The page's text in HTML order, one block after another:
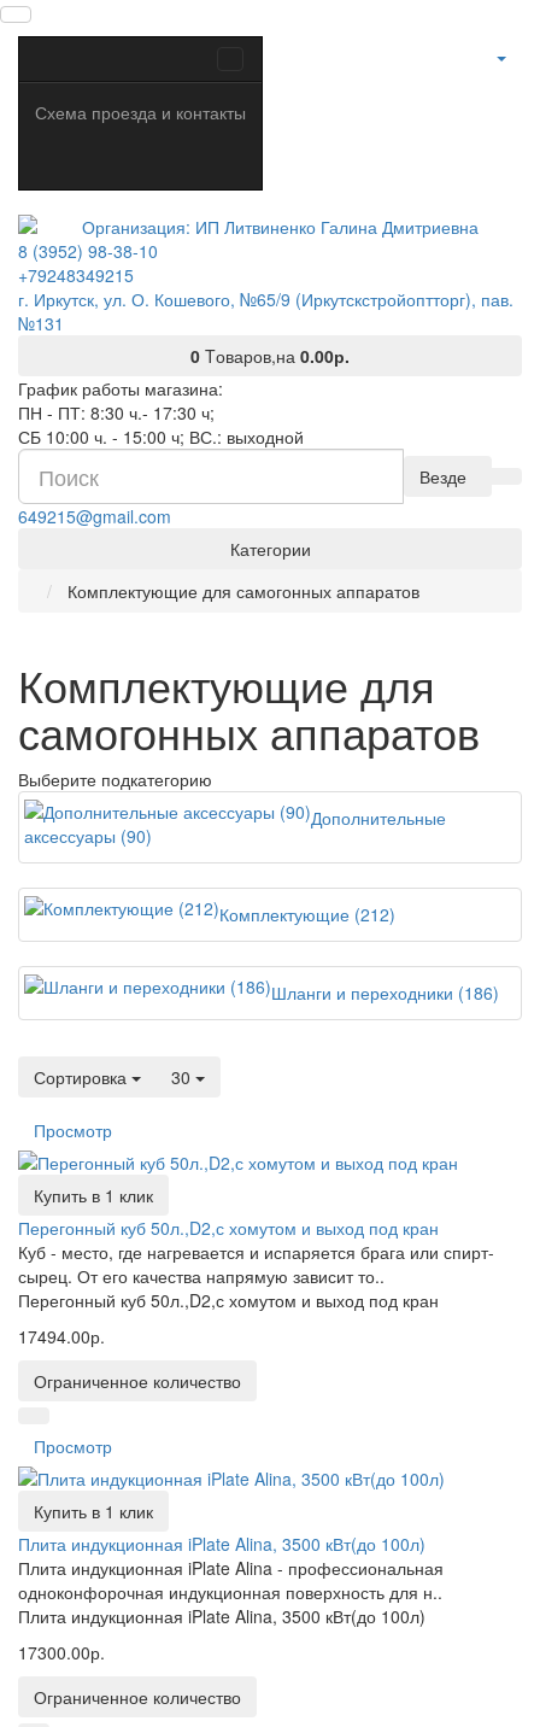
Схема проезда и контакты
8 (3952) 98-38-10
+79248349215
г. Иркутск, ул. О. Кошевого, №65/9 (Иркутскстройоптторг), пав.
№131
0 Tоваров,на 0.00р.
График работы магазина:
ПН - ПТ: 8:30 ч.- 17:30 ч;
СБ 10:00 ч. - 15:00 ч; ВС.: выходной
Везде
649215@gmail.com
Категории
Комплектующие для самогонных аппаратов
Комплектующие для
самогонных аппаратов
Выберите подкатегорию
Дополнительные
аксессуары (90)
Комплектующие (212)
Шланги и переходники (186)
Сортировка 30
Просмотр
Купить в 1 клик
Перегонный куб 50л.,D2,с хомутом и выход под кран
Куб - место, где нагревается и испаряется брага или спирт-
сырец. От его качества напрямую зависит то..
Перегонный куб 50л.,D2,с хомутом и выход под кран
17494.00р.
Ограниченное количество
Просмотр
Купить в 1 клик
Плита индукционная iPlate Alina, 3500 кВт(до 100л)
Плита индукционная iPlate Alina - профессиональная
одноконфорочная индукционная поверхность для н..
Плита индукционная iPlate Alina, 3500 кВт(до 100л)
17300.00р.
Ограниченное количество